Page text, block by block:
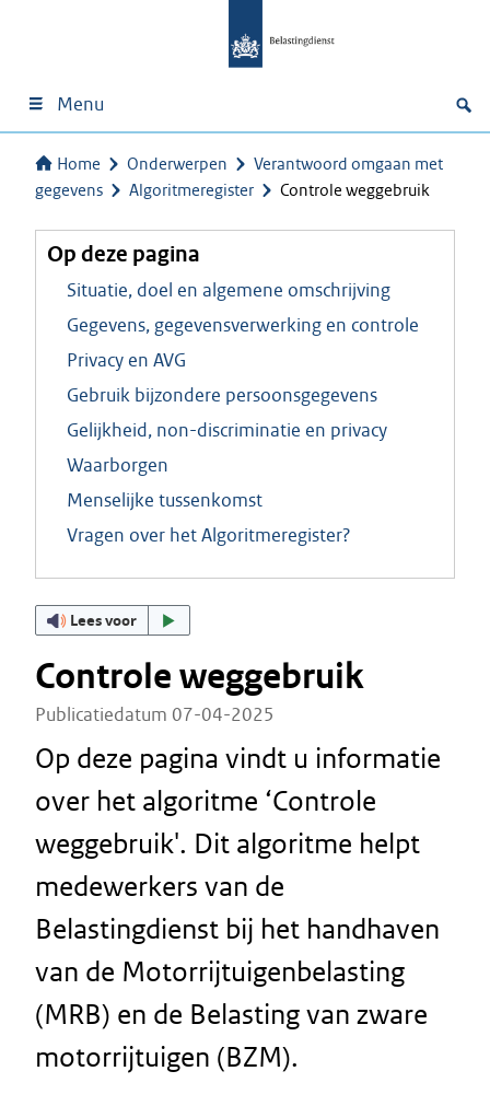
Menu
Home Onderwerpen
Verantwoord omgaan met
gegevens
Algoritmeregister Controle weggebruik
Op deze pagina
Situatie, doel en algemene omschrijving
Gegevens, gegevensverwerking en controle
Privacy en AVG
Gebruik bijzondere persoonsgegevens
Gelijkheid, non-discriminatie en privacy
Waarborgen
Menselijke tussenkomst
Vragen over het Algoritmeregister?
Lees voor
Controle weggebruik
Publicatiedatum 07-04-2025
Op deze pagina vindt u informatie
over het algoritme ‘Controle
weggebruik'. Dit algoritme helpt
medewerkers van de
Belastingdienst bij het handhaven
van de Motorrijtuigenbelasting
(MRB) en de Belasting van zware
motorrijtuigen (BZM).